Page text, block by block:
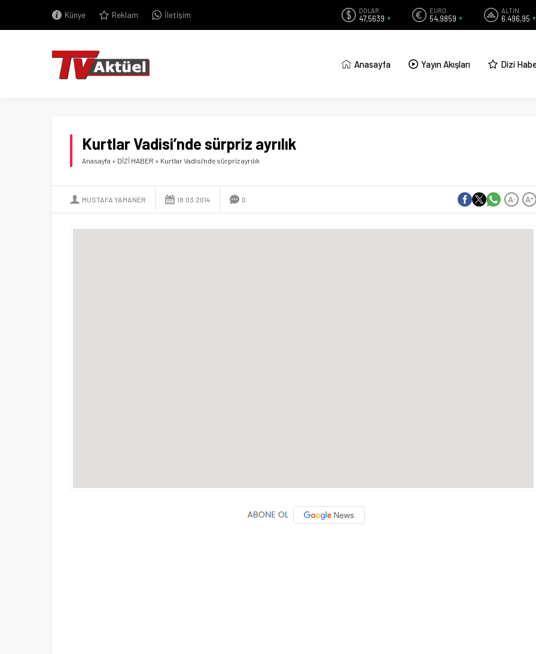
Künye Reklam İletişim DOLAR
47,5639
EURO
54,9859
ALTIN
6.496,95
Anasayfa Yayın Akışları Dizi
Kurtlar Vadisi’nde sürpriz ayrılık
Anasayfa » DİZİ HABER » Kurtlar Vadisi’nde sürpriz ayrılık
MUSTAFA YAMANER 18.03.2014 0 A+
A-